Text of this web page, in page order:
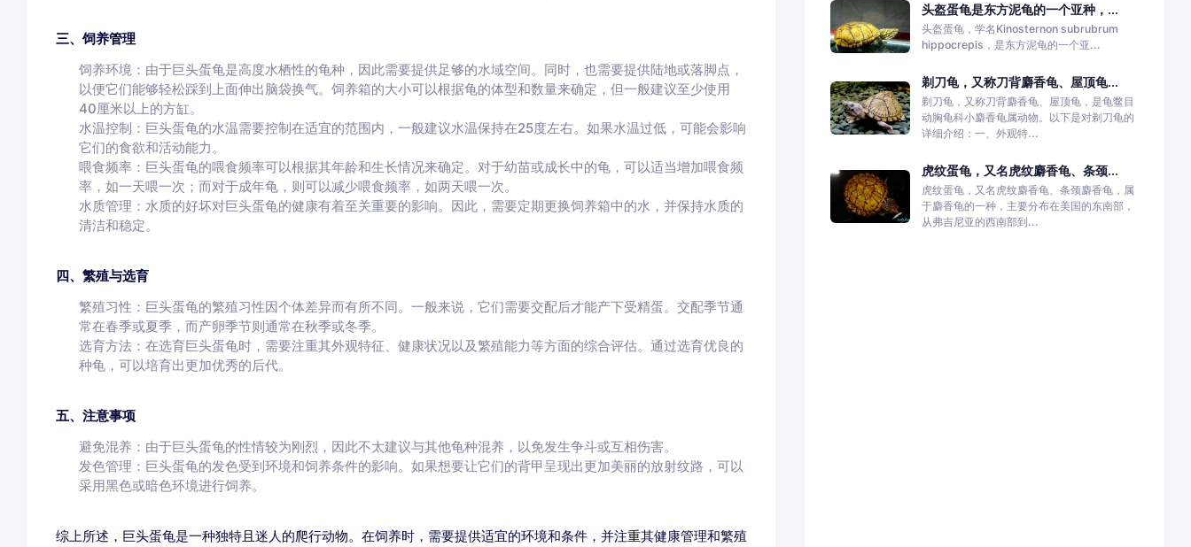
三、饲养管理
饲养环境：由于巨头蛋龟是高度水栖性的龟种，因此需要提供足够的水域空间。同时，也需要提供陆地或落脚点，
以便它们能够轻松踩到上面伸出脑袋换气。饲养箱的大小可以根据龟的体型和数量来确定，但一般建议至少使用
40厘米以上的方缸。
水温控制：巨头蛋龟的水温需要控制在适宜的范围内，一般建议水温保持在25度左右。如果水温过低，可能会影响
它们的食欲和活动能力。
喂食频率：巨头蛋龟的喂食频率可以根据其年龄和生长情况来确定。对于幼苗或成长中的龟，可以适当增加喂食频
率，如一天喂一次；而对于成年龟，则可以减少喂食频率，如两天喂一次。
水质管理：水质的好坏对巨头蛋龟的健康有着至关重要的影响。因此，需要定期更换饲养箱中的水，并保持水质的
清洁和稳定。
四、繁殖与选育
繁殖习性：巨头蛋龟的繁殖习性因个体差异而有所不同。一般来说，它们需要交配后才能产下受精蛋。交配季节通
常在春季或夏季，而产卵季节则通常在秋季或冬季。
选育方法：在选育巨头蛋龟时，需要注重其外观特征、健康状况以及繁殖能力等方面的综合评估。通过选育优良的
种龟，可以培育出更加优秀的后代。
五、注意事项
避免混养：由于巨头蛋龟的性情较为刚烈，因此不太建议与其他龟种混养，以免发生争斗或互相伤害。
发色管理：巨头蛋龟的发色受到环境和饲养条件的影响。如果想要让它们的背甲呈现出更加美丽的放射纹路，可以
采用黑色或暗色环境进行饲养。
综上所述，巨头蛋龟是一种独特且迷人的爬行动物。在饲养时，需要提供适宜的环境和条件，并注重其健康管理和繁殖
头盔蛋龟是东方泥龟的一个亚种，...
头盔蛋龟，学名Kinosternon subrubrum
hippocrepis，是东方泥龟的一个亚...
剃刀龟，又称刀背麝香龟、屋顶龟...
剃刀龟，又称刀背麝香龟、屋顶龟，是龟鳖目
动胸龟科小麝香龟属动物。以下是对剃刀龟的
详细介绍：一、外观特...
虎纹蛋龟，又名虎纹麝香龟、条颈...
虎纹蛋龟，又名虎纹麝香龟、条颈麝香龟，属
于麝香龟的一种，主要分布在美国的东南部，
从弗吉尼亚的西南部到...